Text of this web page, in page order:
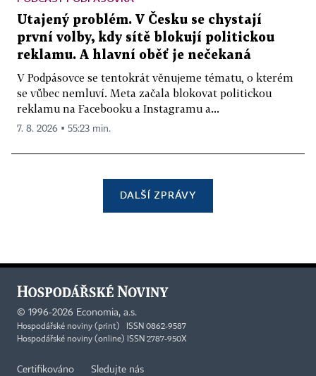
Utajený problém. V Česku se chystají
první volby, kdy sítě blokují politickou
reklamu. A hlavní oběť je nečekaná
V Podpásovce se tentokrát věnujeme tématu, o kterém
se vůbec nemluví. Meta začala blokovat politickou
reklamu na Facebooku a Instagramu a...
7. 8. 2026 ▪ 55:23 min.
DALŠÍ ZPRÁVY
© 1996-2026 Economia, a.s.
Hospodářské noviny (print) ISSN 0862-9587
Hospodářské noviny (online) ISSN 2787-950X
Certifikováno Sledujte nás